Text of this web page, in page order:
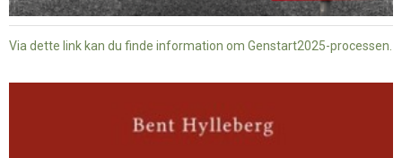
Via dette link kan du finde information om Genstart2025-processen.